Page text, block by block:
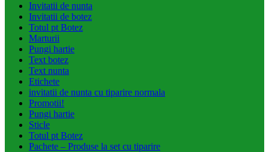
Invitatii de nunta
Invitatii de botez
Totul pt Botez
Marturii
Pungi hartie
Text botez
Text nunta
Etichete
invitatii de nunta cu tiparire normala
Promotii!
Pungi hartie
Sticle
Totul pt Botez
Pachete – Produse la set cu tiparire